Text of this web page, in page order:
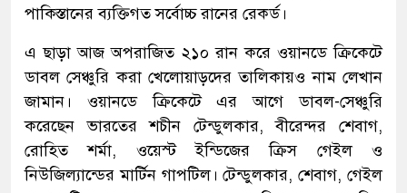
পাকিস্তানের ব্যক্তিগত সর্বোচ্চ রানের রেকর্ড।
এ ছাড়া আজ অপরাজিত ২১০ রান করে ওয়ানডে ক্রিকেটে
ডাবল সেঞ্চুরি করা খেলোয়াড়দের তালিকায়ও নাম লেখান
জামান। ওয়ানডে ক্রিকেটে এর আগে ডাবল-সেঞ্চুরি
করেছেন ভারতের শচীন টেন্ডুলকার, বীরেন্দর শেবাগ,
রোহিত শর্মা, ওয়েস্ট ইন্ডিজের ক্রিস গেইল ও
নিউজিল্যান্ডের মার্টিন গাপটিল। টেন্ডুলকার, শেবাগ, গেইল